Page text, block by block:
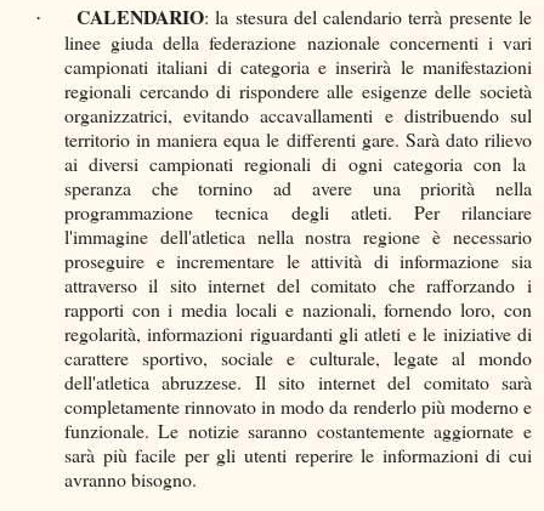
· CALENDARIO: la stesura del calendario terrà presente le
linee giuda della federazione nazionale concernenti i vari
campionati italiani di categoria e inserirà le manifestazioni
regionali cercando di rispondere alle esigenze delle società
organizzatrici, evitando accavallamenti e distribuendo sul
territorio in maniera equa le differenti gare. Sarà dato rilievo
ai diversi campionati regionali di ogni categoria con la
speranza che tornino ad avere una priorità nella
programmazione tecnica degli atleti.
Per rilanciare
l'immagine dell'atletica nella nostra regione è necessario
proseguire e incrementare le attività di informazione sia
attraverso il sito internet del comitato che rafforzando i
rapporti con i media locali e nazionali, fornendo loro, con
regolarità, informazioni riguardanti gli atleti e le iniziative di
carattere sportivo, sociale e culturale, legate al mondo
dell'atletica abruzzese. Il sito internet del comitato sarà
completamente rinnovato in modo da renderlo più moderno e
funzionale. Le notizie saranno costantemente aggiornate e
sarà più facile per gli utenti reperire le informazioni di cui
avranno bisogno.